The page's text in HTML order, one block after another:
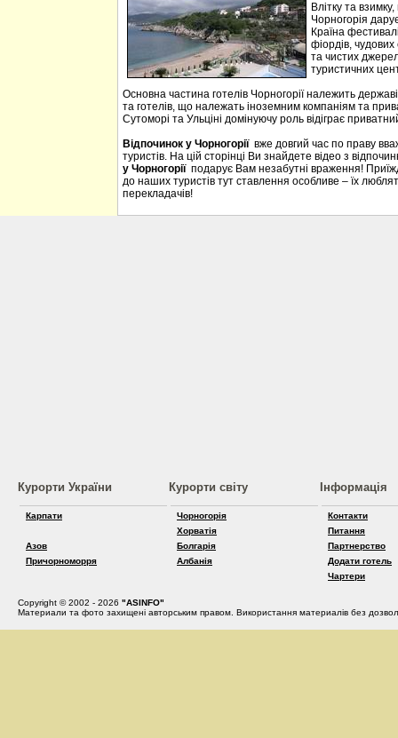
Влітку та
Чорногорія
Країна
фіордів, чудових
та чистих
туристичних
Основна частина готелів Чорногорії належить
та готелів, що належать іноземним компаніям та
Сутоморі та Ульціні домінуючу роль відіграє
Відпочинок у Чорногорії вже довгий час по праву
туристів. На цій сторінці Ви знайдете відео з
у Чорногоріїподарує Вам незабутні враження!
до наших туристів тут ставлення особливе – їх
перекладачів!
Курорти України
Карпати
Азов
Причорноморря
Курорти світу
Чорногорія
Хорватія
Болгарія
Албанія
Інформація
Контакти
Питання
Партнерство
Додати готель
Чартери
Copyright © 2002 - 2026 "ASINFO"
Материали та фото захищені авторським правом. Використання материалів без